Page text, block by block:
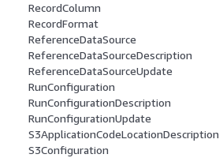
RecordColumn
RecordFormat
ReferenceDataSource
ReferenceDataSourceDescription
ReferenceDataSourceUpdate
RunConfiguration
RunConfigurationDescription
RunConfigurationUpdate
S3ApplicationCodeLocationDescription
S3Configuration